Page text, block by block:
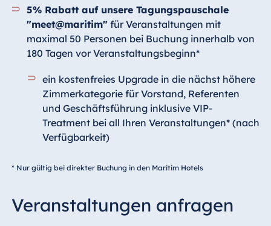
5% Rabatt auf unsere Tagungspauschale
"meet@maritim" für Veranstaltungen mit
maximal 50 Personen bei Buchung innerhalb von
180 Tagen vor Veranstaltungsbeginn*
ein kostenfreies Upgrade in die nächst höhere
Zimmerkategorie für Vorstand, Referenten
und Geschäftsführung inklusive VIP-
Treatment bei all Ihren Veranstaltungen* (nach
Verfügbarkeit)
* Nur gültig bei direkter Buchung in den Maritim Hotels
Veranstaltungen anfragen